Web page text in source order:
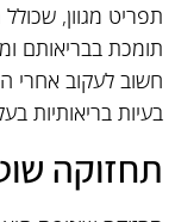
תפריט מגוון, שכולל
תומכת בבריאותם
חשוב לעקוב אחרי
בעיות בריאותיות
תחזוקה